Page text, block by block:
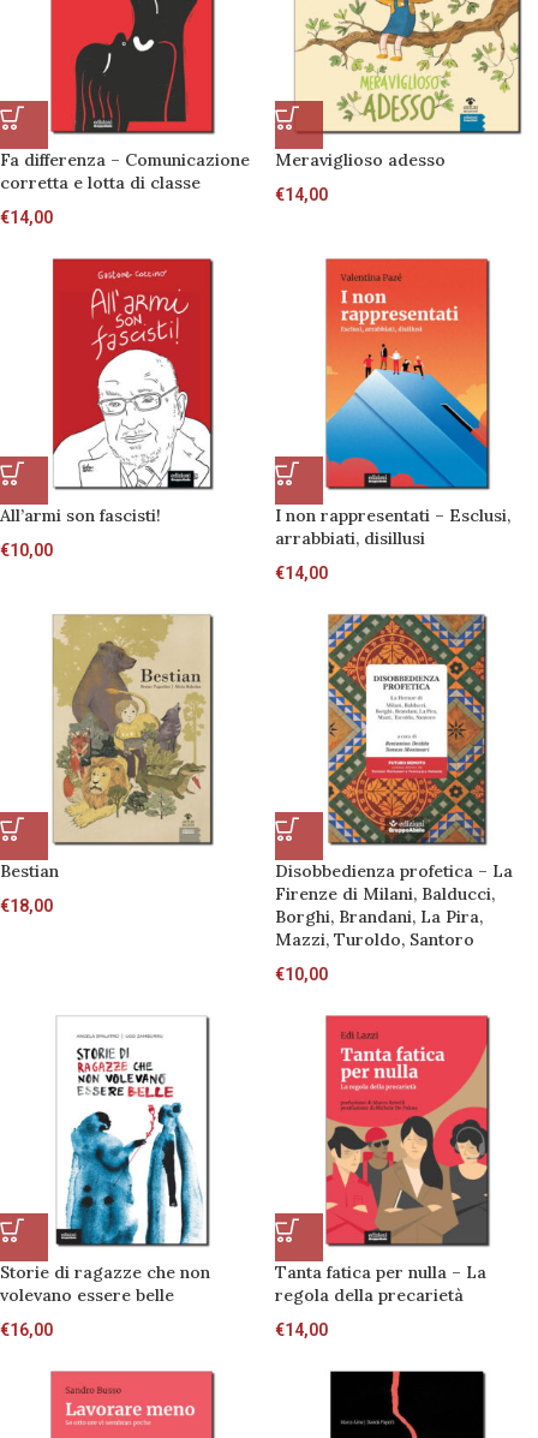
Fa differenza – Comunicazione
corretta e lotta di classe
€14,00
Meraviglioso adesso
€14,00
All’armi son fascisti!
€10,00
I non rappresentati – Esclusi,
arrabbiati, disillusi
€14,00
Bestian
€18,00
Disobbedienza profetica – La
Firenze di Milani, Balducci,
Borghi, Brandani, La Pira,
Mazzi, Turoldo, Santoro
€10,00
Storie di ragazze che non
volevano essere belle
€16,00
Tanta fatica per nulla – La
regola della precarietà
€14,00